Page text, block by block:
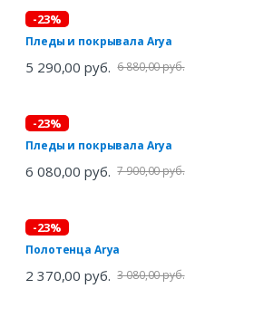
-23%
Пледы и покрывала Arya
5 290,00 руб. 6 880,00 руб.
-23%
Пледы и покрывала Arya
6 080,00 руб. 7 900,00 руб.
-23%
Полотенца Arya
2 370,00 руб. 3 080,00 руб.